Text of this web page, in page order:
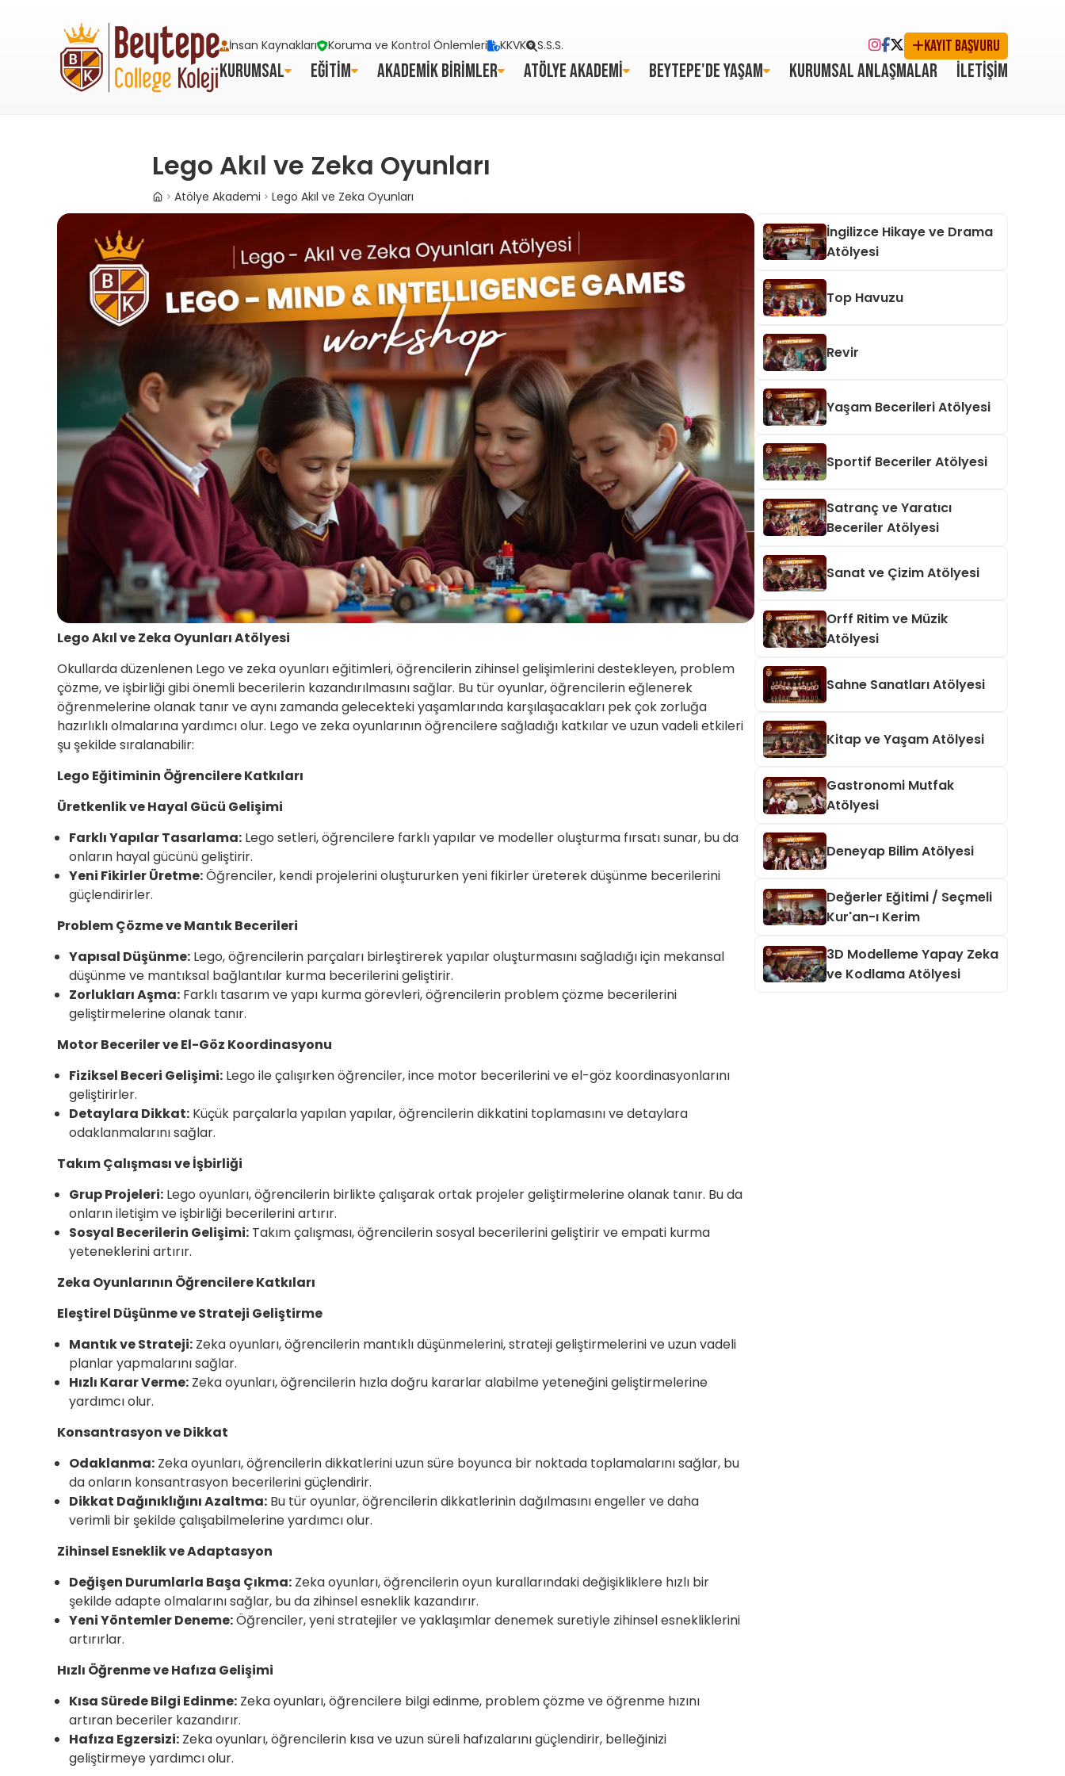
İnsan Kaynakları Koruma ve Kontrol Önlemleri KKVK S.S.S. KAYIT BAŞVURU
KURUMSAL EĞİTİM AKADEMİK BİRİMLER ATÖLYE AKADEMİ BEYTEPE'DE YAŞAM KURUMSAL ANLAŞMALAR İLETİŞİM
Lego Akıl ve Zeka Oyunları
Atölye Akademi Lego Akıl ve Zeka Oyunları
Lego Akıl ve Zeka Oyunları Atölyesi
Okullarda düzenlenen Lego ve zeka oyunları eğitimleri, öğrencilerin zihinsel gelişimlerini destekleyen, problem
çözme, ve işbirliği gibi önemli becerilerin kazandırılmasını sağlar. Bu tür oyunlar, öğrencilerin eğlenerek
öğrenmelerine olanak tanır ve aynı zamanda gelecekteki yaşamlarında karşılaşacakları pek çok zorluğa
hazırlıklı olmalarına yardımcı olur. Lego ve zeka oyunlarının öğrencilere sağladığı katkılar ve uzun vadeli etkileri
şu şekilde sıralanabilir:
Lego Eğitiminin Öğrencilere Katkıları
Üretkenlik ve Hayal Gücü Gelişimi
Farklı Yapılar Tasarlama: Lego setleri, öğrencilere farklı yapılar ve modeller oluşturma fırsatı sunar, bu da
onların hayal gücünü geliştirir.
Yeni Fikirler Üretme:Öğrenciler, kendi projelerini oluştururken yeni fikirler üreterek düşünme becerilerini
güçlendirirler.
Problem Çözme ve Mantık Becerileri
Yapısal Düşünme: Lego, öğrencilerin parçaları birleştirerek yapılar oluşturmasını sağladığı için mekansal
düşünme ve mantıksal bağlantılar kurma becerilerini geliştirir.
Zorlukları Aşma: Farklı tasarım ve yapı kurma görevleri, öğrencilerin problem çözme becerilerini
geliştirmelerine olanak tanır.
Motor Beceriler ve El-Göz Koordinasyonu
Fiziksel Beceri Gelişimi: Lego ile çalışırken öğrenciler, ince motor becerilerini ve el-göz koordinasyonlarını
geliştirirler.
Detaylara Dikkat: Küçük parçalarla yapılan yapılar, öğrencilerin dikkatini toplamasını ve detaylara
odaklanmalarını sağlar.
Takım Çalışması ve İşbirliği
Grup Projeleri: Lego oyunları, öğrencilerin birlikte çalışarak ortak projeler geliştirmelerine olanak tanır. Bu da
onların iletişim ve işbirliği becerilerini artırır.
Sosyal Becerilerin Gelişimi: Takım çalışması, öğrencilerin sosyal becerilerini geliştirir ve empati kurma
yeteneklerini artırır.
Zeka Oyunlarının Öğrencilere Katkıları
Eleştirel Düşünme ve Strateji Geliştirme
Mantık ve Strateji: Zeka oyunları, öğrencilerin mantıklı düşünmelerini, strateji geliştirmelerini ve uzun vadeli
planlar yapmalarını sağlar.
Hızlı Karar Verme: Zeka oyunları, öğrencilerin hızla doğru kararlar alabilme yeteneğini geliştirmelerine
yardımcı olur.
Konsantrasyon ve Dikkat
Odaklanma: Zeka oyunları, öğrencilerin dikkatlerini uzun süre boyunca bir noktada toplamalarını sağlar, bu
da onların konsantrasyon becerilerini güçlendirir.
Dikkat Dağınıklığını Azaltma: Bu tür oyunlar, öğrencilerin dikkatlerinin dağılmasını engeller ve daha
verimli bir şekilde çalışabilmelerine yardımcı olur.
Zihinsel Esneklik ve Adaptasyon
Değişen Durumlarla Başa Çıkma: Zeka oyunları, öğrencilerin oyun kurallarındaki değişikliklere hızlı bir
şekilde adapte olmalarını sağlar, bu da zihinsel esneklik kazandırır.
Yeni Yöntemler Deneme:Öğrenciler, yeni stratejiler ve yaklaşımlar denemek suretiyle zihinsel esnekliklerini
artırırlar.
Hızlı Öğrenme ve Hafıza Gelişimi
Kısa Sürede Bilgi Edinme: Zeka oyunları, öğrencilere bilgi edinme, problem çözme ve öğrenme hızını
artıran beceriler kazandırır.
Hafıza Egzersizi: Zeka oyunları, öğrencilerin kısa ve uzun süreli hafızalarını güçlendirir, belleğinizi
geliştirmeye yardımcı olur.
İngilizce Hikaye ve Drama
Atölyesi
Top Havuzu
Revir
Yaşam Becerileri Atölyesi
Sportif Beceriler Atölyesi
Satranç ve Yaratıcı
Beceriler Atölyesi
Sanat ve Çizim Atölyesi
Orff Ritim ve Müzik
Atölyesi
Sahne Sanatları Atölyesi
Kitap ve Yaşam Atölyesi
Gastronomi Mutfak
Atölyesi
Deneyap Bilim Atölyesi
Değerler Eğitimi / Seçmeli
Kur'an-ı Kerim
3D Modelleme Yapay Zeka
ve Kodlama Atölyesi